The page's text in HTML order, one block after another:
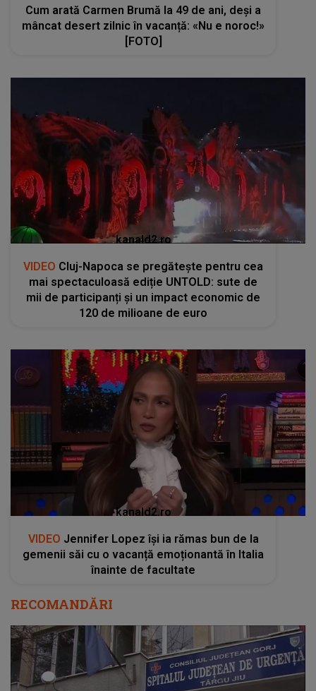
Cum arată Carmen Brumă la 49 de ani, deși a
mâncat desert zilnic în vacanță: «Nu e noroc!»
[FOTO]
kanald2.ro
VIDEO Cluj-Napoca se pregătește pentru cea
mai spectaculoasă ediție UNTOLD: sute de
mii de participanți și un impact economic de
120 de milioane de euro
kanald2.ro
VIDEO Jennifer Lopez își ia rămas bun de la
gemenii săi cu o vacanță emoționantă în Italia
înainte de facultate
RECOMANDĂRI